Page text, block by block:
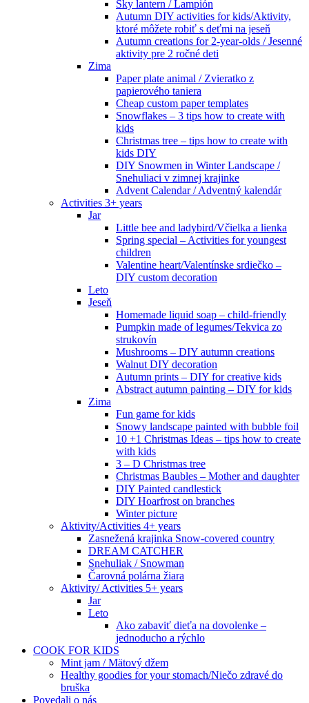
Sky lantern / Lampión
Autumn DIY activities for kids/Aktivity,
ktoré môžete robiť s deťmi na jeseň
Autumn creations for 2-year-olds / Jesenné
aktivity pre 2 ročné deti
Zima
Paper plate animal / Zvieratko z
papierového taniera
Cheap custom paper templates
Snowflakes – 3 tips how to create with
kids
Christmas tree – tips how to create with
kids DIY
DIY Snowmen in Winter Landscape /
Snehuliaci v zimnej krajinke
Advent Calendar / Adventný kalendár
Activities 3+ years
Jar
Little bee and ladybird/Včielka a lienka
Spring special – Activities for youngest
children
Valentine heart/Valentínske srdiečko –
DIY custom decoration
Leto
Jeseň
Homemade liquid soap – child-friendly
Pumpkin made of legumes/Tekvica zo
strukovín
Mushrooms – DIY autumn creations
Walnut DIY decoration
Autumn prints – DIY for creative kids
Abstract autumn painting – DIY for kids
Zima
Fun game for kids
Snowy landscape painted with bubble foil
10 +1 Christmas Ideas – tips how to create
with kids
3 – D Christmas tree
Christmas Baubles – Mother and daughter
DIY Painted candlestick
DIY Hoarfrost on branches
Winter picture
Aktivity/Activities 4+ years
Zasnežená krajinka Snow-covered country
DREAM CATCHER
Snehuliak / Snowman
Čarovná polárna žiara
Aktivity/ Activities 5+ years
Jar
Leto
Ako zabaviť dieťa na dovolenke –
jednoducho a rýchlo
COOK FOR KIDS
Mint jam / Mätový džem
Healthy goodies for your stomach/Niečo zdravé do
bruška
Povedali o nás